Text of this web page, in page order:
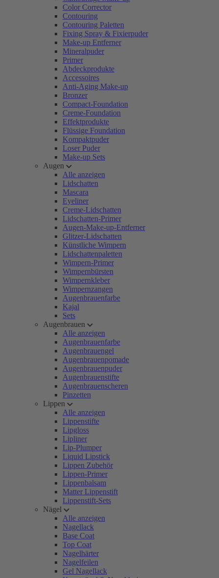
Color Corrector
Contouring
Contouring Paletten
Fixing Spray & Fixierpuder
Make-up Entferner
Mineralpuder
Primer
Abdeckprodukte
Accessoires
Anti-Aging Make-up
Bronzer
Compact-Foundation
Creme-Foundation
Effektprodukte
Flüssige Foundation
Kompaktpuder
Loser Puder
Make-up Sets
Augen
Alle anzeigen
Lidschatten
Mascara
Eyeliner
Creme-Lidschatten
Lidschatten-Primer
Augen-Make-up-Entferner
Glitzer-Lidschatten
Künstliche Wimpern
Lidschattenpaletten
Wimpern-Primer
Wimpernbürsten
Wimpernkleber
Wimpernzangen
Augenbrauenfarbe
Kajal
Sets
Augenbrauen
Alle anzeigen
Augenbrauenfarbe
Augenbrauengel
Augenbrauenpomade
Augenbrauenpuder
Augenbrauenstifte
Augenbrauenscheren
Pinzetten
Lippen
Alle anzeigen
Lippenstifte
Lipgloss
Lipliner
Lip-Plumper
Liquid Lipstick
Lippen Zubehör
Lippen-Primer
Lippenbalsam
Matter Lippenstift
Lippenstift-Sets
Nägel
Alle anzeigen
Nagellack
Base Coat
Top Coat
Nagelhärter
Nagelfeilen
Gel Nagellack